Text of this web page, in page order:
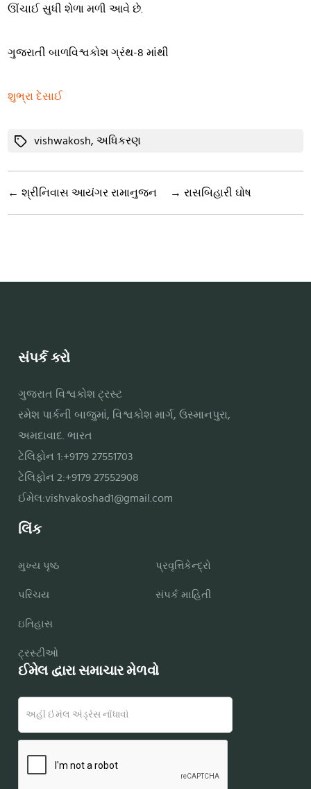
ઊંચાઈ સુધી શેળા મળી આવે છે.
ગુજરાતી બાળવિશ્વકોશ ગ્રંથ-8 માંથી
શુભ્રા દેસાઈ
Tagsvishwakosh,અધિકરણ
← શ્રીનિવાસ આયંગર રામાનુજન → રાસબિહારી ઘોષ
સંપર્ક કરો
ગુજરાત વિશ્વકોશ ટ્રસ્ટ
રમેશ પાર્કની બાજુમાં, વિશ્વકોશ માર્ગ, ઉસ્માનપુરા,
અમદાવાદ. ભારત
ટેલિફોન 1:+9179 27551703
ટેલિફોન 2:+9179 27552908
ઈમેલ:vishvakoshad1@gmail.com
લિંક
મુખ્ય પૃષ્ઠ
પરિચય
ઇતિહાસ
ટ્રસ્ટીઓ
પ્રવૃત્તિકેન્દ્રો
સંપર્ક માહિતી
ઈમેલ દ્વારા સમાચાર મેળવો